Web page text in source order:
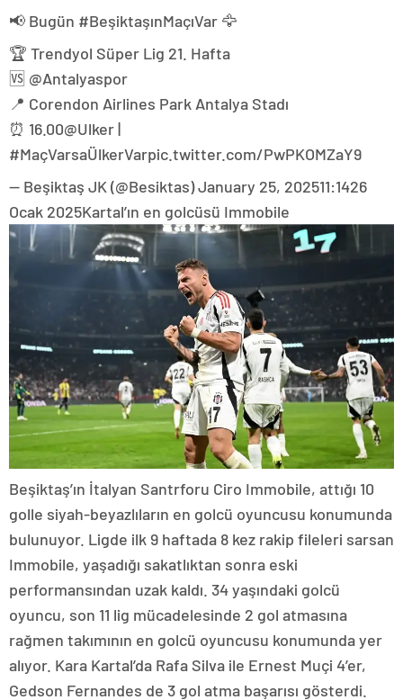
📢 Bugün #BeşiktaşınMaçıVar 🦅
🏆 Trendyol Süper Lig 21. Hafta
🆚 @Antalyaspor
📍 Corendon Airlines Park Antalya Stadı
⏰ 16.00@Ulker |
#MaçVarsaÜlkerVarpic.twitter.com/PwPKOMZaY9
— Beşiktaş JK (@Besiktas) January 25, 202511:1426
Ocak 2025Kartal’ın en golcüsü Immobile
Beşiktaş’ın İtalyan Santrforu Ciro Immobile, attığı 10
golle siyah-beyazlıların en golcü oyuncusu konumunda
bulunuyor. Ligde ilk 9 haftada 8 kez rakip fileleri sarsan
Immobile, yaşadığı sakatlıktan sonra eski
performansından uzak kaldı. 34 yaşındaki golcü
oyuncu, son 11 lig mücadelesinde 2 gol atmasına
rağmen takımının en golcü oyuncusu konumunda yer
alıyor. Kara Kartal’da Rafa Silva ile Ernest Muçi 4’er,
Gedson Fernandes de 3 gol atma başarısı gösterdi.